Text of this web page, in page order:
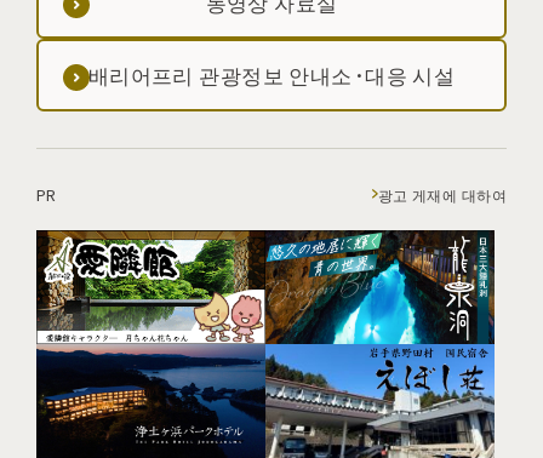
배리어프리 관광정보 안내소·대응 시설
PR 광고 게재에 대하여